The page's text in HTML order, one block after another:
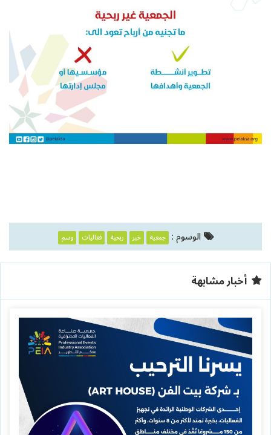
الوسوم : جمعية خبر ربحية فعاليات وسم
أخبار مشابهة